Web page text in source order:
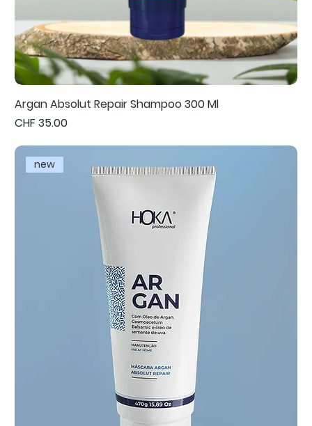
Argan Absolut Repair Shampoo 300 Ml
Preis
CHF 35.00
new